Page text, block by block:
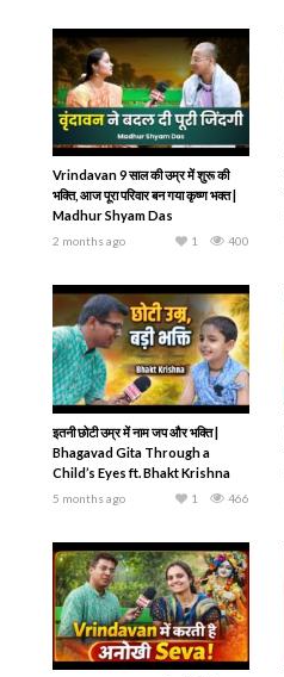
Vrindavan 9 साल की उम्र में शुरू की
भक्ति, आज पूरा परिवार बन गया कृष्ण भक्त |
Madhur Shyam Das
2 months ago 400
1
इतनी छोटी उम्र में नाम जप और भक्ति |
Bhagavad Gita Through a
Child’s Eyes ft. Bhakt Krishna
5 months ago 466
1